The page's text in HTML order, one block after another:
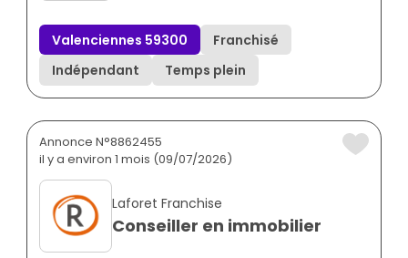
Valenciennes 59300
Franchisé
Indépendant
Temps plein
Annonce N°8862455
il y a environ 1 mois (09/07/2026)
Laforet Franchise
Conseiller en immobilier